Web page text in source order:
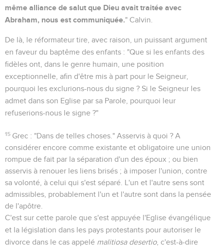
même alliance de salut que Dieu avait traitée avec
Abraham, nous est communiquée." Calvin.
De là, le réformateur tire, avec raison, un puissant argument
en faveur du baptême des enfants : "Que si les enfants des
fidèles ont, dans le genre humain, une position
exceptionnelle, afin d'être mis à part pour le Seigneur,
pourquoi les exclurions-nous du signe ? Si le Seigneur les
admet dans son Eglise par sa Parole, pourquoi leur
refuserions-nous le signe ?"
15 Grec : "Dans de telles choses." Asservis à quoi ? A
considérer encore comme existante et obligatoire une union
rompue de fait par la séparation d'un des époux ; ou bien
asservis à renouer les liens brisés ; à imposer l'union, contre
sa volonté, à celui qui s'est séparé. L'un et l'autre sens sont
admissibles, probablement l'un et l'autre sont dans la pensée
de l'apôtre.
C'est sur cette parole que s'est appuyée l'Eglise évangélique
et la législation dans les pays protestants pour autoriser le
divorce dans le cas appelé malitiosa desertio, c'est-à-dire